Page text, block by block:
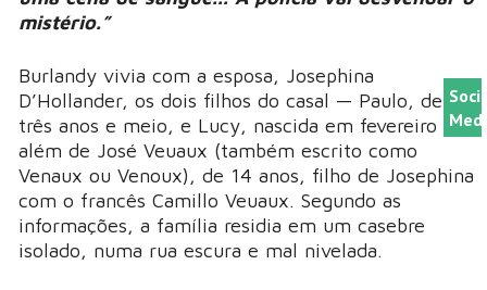
mistério.”
Burlandy vivia com a esposa, Josephina
D’Hollander, os dois filhos do casal — Paulo, de
três anos e meio, e Lucy, nascida em fevereiro —
além de José Veuaux (também escrito como
Venaux ou Venoux), de 14 anos, filho de Josephina
com o francês Camillo Veuaux. Segundo as
informações, a família residia em um casebre
isolado, numa rua escura e mal nivelada.